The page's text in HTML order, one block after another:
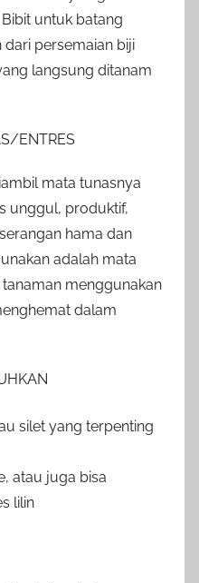
untuk batang
persemaian biji
langsung ditanam
ENTRES
mata tunasnya
unggul, produktif,
hama dan
adalah mata
menggunakan
dalam
silet yang terpenting
atau juga bisa
lilin